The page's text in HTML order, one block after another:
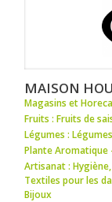
MAISON
Magasins et
Fruits : Fruits de
Légumes :
Plante Aromatique
Artisanat : Hygiène
Textiles pour les
Bijoux